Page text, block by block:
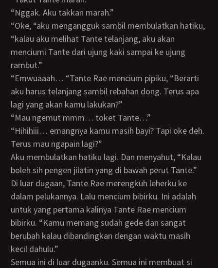
“Nggak. Aku takkan marah.”
“Oke, “aku mengangguk sambil membulatkan hatiku,
“kalau aku melihat Tante telanjang, aku akan
menciumi Tante dari ujung kaki sampai ke ujung
rambut.”
“Emwuaaah… “Tante Rae mencium pipiku, “Berarti
aku harus telanjang sambil rebahan dong. Terus apa
lagi yang akan kamu lakukan?”
“Mau ngemut mmm… toket Tante…”
“Hihihiii… emangnya kamu masih bayi? Tapi oke deh.
Terus mau ngapain lagi?”
Aku membulatkan hatiku lagi. Dan menyahut, “Kalau
boleh sih pengen jilatin yang di bawah perut Tante.”
Di luar dugaan, Tante Rae merengkuh leherku ke
dalam pelukannya. Lalu mencium bibirku. Ini adalah
untuk yang pertama kalinya Tante Rae mencium
bibirku. “Kamu memang sudah gede dan sangat
berubah kalau dibandingkan dengan waktu masih
kecil dahulu.”
Semua ini di luar dugaanku. Semua ini membuat si